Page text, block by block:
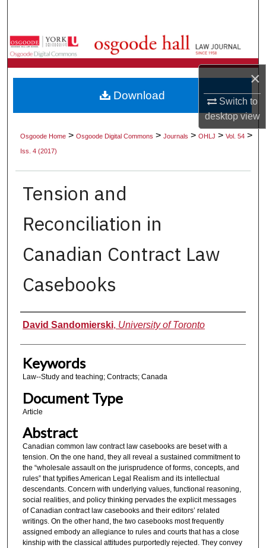
×
Switch to
desktopview
Browse Collections
About
Digital Commons Network™
Osgoode Home >Osgoode Digital Commons >Journals >OHLJ >Vol. 54 >
Iss. 4 (2017)
Tension and
Reconciliation in
Canadian Contract Law
Casebooks
Authors
David Sandomierski, University of Toronto
Keywords
Law--Study and teaching; Contracts; Canada
Document Type
Article
Abstract
Canadian common law contract law casebooks are beset with a
tension. On the one hand, they all reveal a sustained commitment to
the “wholesale assault on the jurisprudence of forms, concepts, and
rules” that typifies American Legal Realism and its intellectual
descendants. Concern with underlying values, functional reasoning,
social realities, and policy thinking pervades the explicit messages
of Canadian contract law casebooks and their editors’ related
writings. On the other hand, the two casebooks most frequently
assigned embody an allegiance to rules and courts that has a close
kinship with the classical attitudes purportedly rejected. They convey
Download